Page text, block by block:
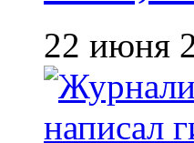
22 июня